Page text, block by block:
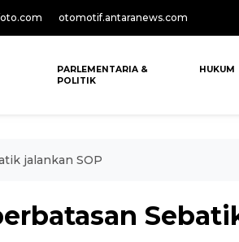
otomotif.antaranews.com
PARLEMENTARIA &
POLITIK
HUKUM
jalankan SOP